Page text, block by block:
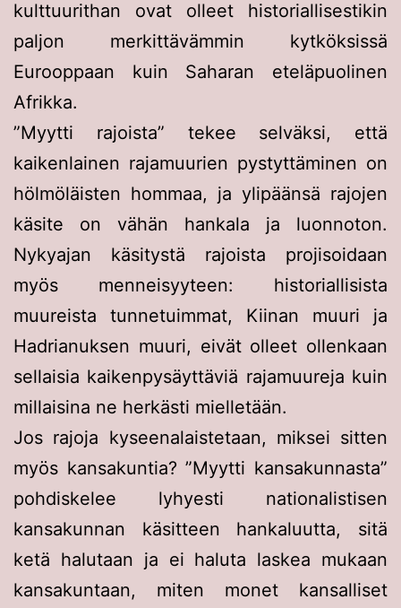
kulttuurithan ovat olleet historiallisestikin
paljon merkittävämmin kytköksissä
Eurooppaan kuin Saharan eteläpuolinen
Afrikka.
”Myytti rajoista” tekee selväksi, että
kaikenlainen rajamuurien pystyttäminen on
hölmöläisten hommaa, ja ylipäänsä rajojen
käsite on vähän hankala ja luonnoton.
Nykyajan käsitystä rajoista projisoidaan
myös menneisyyteen: historiallisista
muureista tunnetuimmat, Kiinan muuri ja
Hadrianuksen muuri, eivät olleet ollenkaan
sellaisia kaikenpysäyttäviä rajamuureja kuin
millaisina ne herkästi mielletään.
Jos rajoja kyseenalaistetaan, miksei sitten
myös kansakuntia? ”Myytti kansakunnasta”
pohdiskelee lyhyesti nationalistisen
kansakunnan käsitteen hankaluutta, sitä
ketä halutaan ja ei haluta laskea mukaan
kansakuntaan, miten monet kansalliset